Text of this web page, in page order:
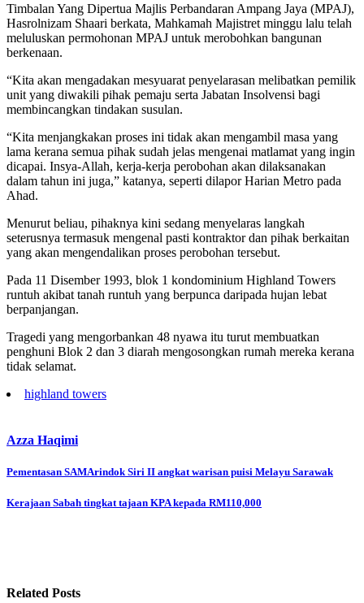
Timbalan Yang Dipertua Majlis Perbandaran Ampang Jaya (MPAJ),
Hasrolnizam Shaari berkata, Mahkamah Majistret minggu lalu telah
meluluskan permohonan MPAJ untuk merobohkan bangunan
berkenaan.
“Kita akan mengadakan mesyuarat penyelarasan melibatkan pemilik
unit yang diwakili pihak pemaju serta Jabatan Insolvensi bagi
membincangkan tindakan susulan.
“Kita menjangkakan proses ini tidak akan mengambil masa yang
lama kerana semua pihak sudah jelas mengenai matlamat yang ingin
dicapai. Insya-Allah, kerja-kerja perobohan akan dilaksanakan
dalam tahun ini juga,” katanya, seperti dilapor Harian Metro pada
Ahad.
Menurut beliau, pihaknya kini sedang menyelaras langkah
seterusnya termasuk mengenal pasti kontraktor dan pihak berkaitan
yang akan mengendalikan proses perobohan tersebut.
Pada 11 Disember 1993, blok 1 kondominium Highland Towers
runtuh akibat tanah runtuh yang berpunca daripada hujan lebat
berpanjangan.
Tragedi yang mengorbankan 48 nyawa itu turut membuatkan
penghuni Blok 2 dan 3 diarah mengosongkan rumah mereka kerana
tidak selamat.
highland towers
Azza Haqimi
Post
navigation
Pementasan SAMArindok Siri II angkat warisan puisi Melayu Sarawak
Kerajaan Sabah tingkat tajaan KPA kepada RM110,000
Related Posts